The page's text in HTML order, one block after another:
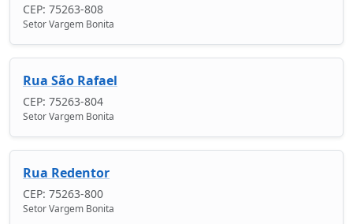
CEP: 75263-808
Setor Vargem Bonita
Rua São Rafael
CEP: 75263-804
Setor Vargem Bonita
Rua Redentor
CEP: 75263-800
Setor Vargem Bonita